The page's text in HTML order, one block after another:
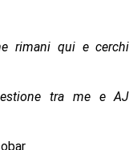
rimani qui e cerchi
tra me e AJ